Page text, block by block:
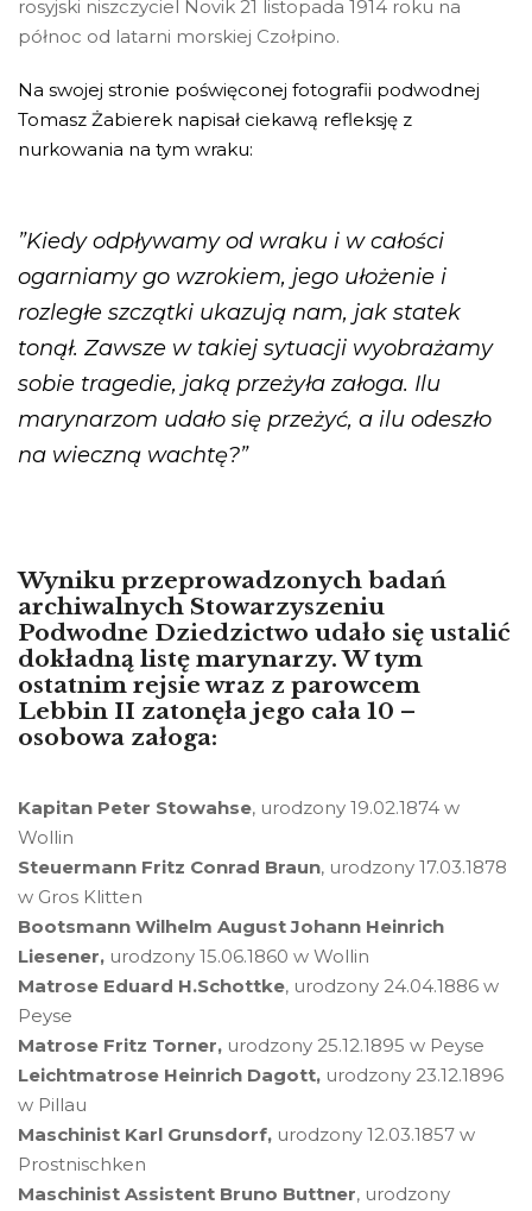
rosyjski niszczyciel Novik 21 listopada 1914 roku na
północ od latarni morskiej Czołpino.
Na swojej stronie poświęconej fotografii podwodnej
Tomasz Żabierek napisał ciekawą refleksję z
nurkowania na tym wraku:
”Kiedy odpływamy od wraku i w całości
ogarniamy go wzrokiem, jego ułożenie i
rozległe szczątki ukazują nam, jak statek
tonął. Zawsze w takiej sytuacji wyobrażamy
sobie tragedie, jaką przeżyła załoga. Ilu
marynarzom udało się przeżyć, a ilu odeszło
na wieczną wachtę?”
Wyniku przeprowadzonych badań
archiwalnych Stowarzyszeniu
Podwodne Dziedzictwo udało się ustalić
dokładną listę marynarzy. W tym
ostatnim rejsie wraz z parowcem
Lebbin II zatonęła jego cała 10 –
osobowa załoga:
Kapitan Peter Stowahse, urodzony 19.02.1874 w
Wollin
Steuermann Fritz Conrad Braun, urodzony 17.03.1878
w Gros Klitten
Bootsmann Wilhelm August Johann Heinrich
Liesener, urodzony 15.06.1860 w Wollin
Matrose Eduard H.Schottke, urodzony 24.04.1886 w
Peyse
Matrose Fritz Torner, urodzony 25.12.1895 w Peyse
Leichtmatrose Heinrich Dagott, urodzony 23.12.1896
w Pillau
Maschinist Karl Grunsdorf, urodzony 12.03.1857 w
Prostnischken
Maschinist Assistent Bruno Buttner, urodzony